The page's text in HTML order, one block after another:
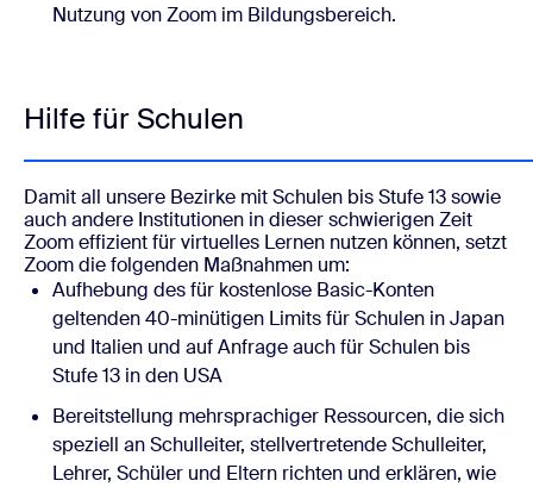
Nutzung von Zoom im Bildungsbereich.
Hilfe für Schulen
Damit all unsere Bezirke mit Schulen bis Stufe 13 sowie
auch andere Institutionen in dieser schwierigen Zeit
Zoom effizient für virtuelles Lernen nutzen können, setzt
Zoom die folgenden Maßnahmen um:
Aufhebung des für kostenlose Basic-Konten
geltenden 40-minütigen Limits für Schulen in Japan
und Italien und auf Anfrage auch für Schulen bis
Stufe 13 in den USA
Bereitstellung mehrsprachiger Ressourcen, die sich
speziell an Schulleiter, stellvertretende Schulleiter,
Lehrer, Schüler und Eltern richten und erklären, wie